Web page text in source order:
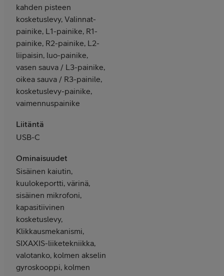
kahden pisteen
kosketuslevy, Valinnat-
painike, L1-painike, R1-
painike, R2-painike, L2-
liipaisin, luo-painike,
vasen sauva / L3-painike,
oikea sauva / R3-painile,
kosketuslevy-painike,
vaimennuspainike
Liitäntä
USB-C
Ominaisuudet
Sisäinen kaiutin,
kuulokeportti, värinä,
sisäinen mikrofoni,
kapasitiivinen
kosketuslevy,
Klikkausmekanismi,
SIXAXIS-liiketekniikka,
valotanko, kolmen akselin
gyroskooppi, kolmen